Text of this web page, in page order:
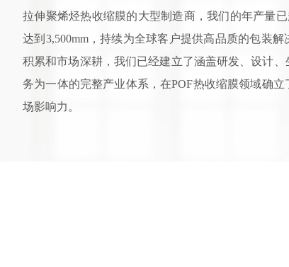
拉伸聚烯烃热收缩膜的大型制造商，我们的年产量
达到3,500mm，持续为全球客户提供高品质的包装
积累和市场深耕，我们已经建立了涵盖研发、设计
务为一体的完整产业体系，在POF热收缩膜领域确
场影响力。